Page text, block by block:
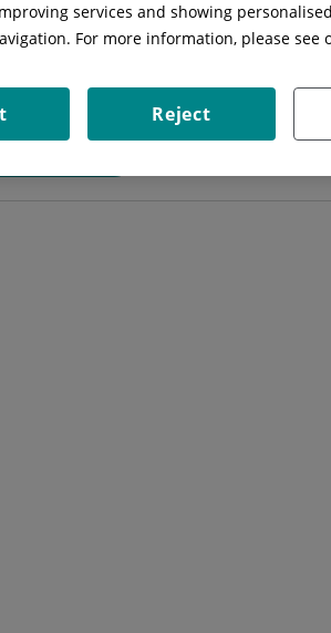
Especialidad:
services and showing
For more information, please see
Reject